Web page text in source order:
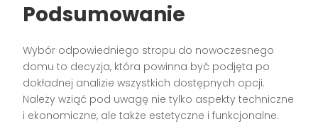
Podsumowanie
Wybór odpowiedniego stropu do nowoczesnego
domu to decyzja, która powinna być podjęta po
dokładnej analizie wszystkich dostępnych opcji.
Należy wziąć pod uwagę nie tylko aspekty techniczne
i ekonomiczne, ale także estetyczne i funkcjonalne.